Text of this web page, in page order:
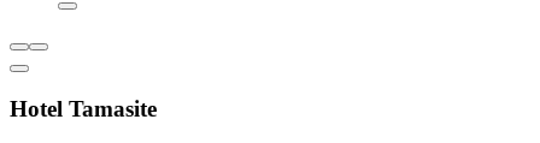
Hotel Tamasite